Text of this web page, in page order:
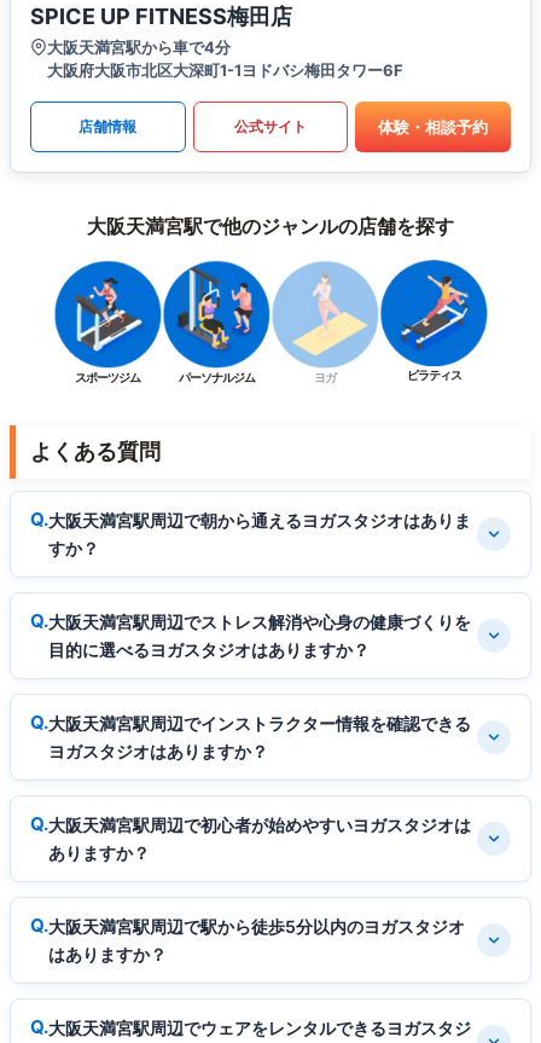
SPICE UP FITNESS梅田店
大阪天満宮駅から車で4分
大阪府大阪市北区大深町1-1ヨドバシ梅田タワー6F
店舗情報 公式サイト 体験・相談予約
大阪天満宮駅で他のジャンルの店舗を探す
スポーツジム パーソナルジム ヨガ ピラティス
よくある質問
大阪天満宮駅周辺で朝から通えるヨガスタジオはありま
すか？
大阪天満宮駅周辺でストレス解消や心身の健康づくりを
目的に選べるヨガスタジオはありますか？
大阪天満宮駅周辺でインストラクター情報を確認できる
ヨガスタジオはありますか？
大阪天満宮駅周辺で初心者が始めやすいヨガスタジオは
ありますか？
大阪天満宮駅周辺で駅から徒歩5分以内のヨガスタジオ
はありますか？
大阪天満宮駅周辺でウェアをレンタルできるヨガスタジ